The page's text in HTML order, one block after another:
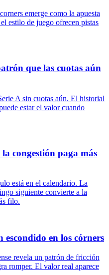
emerge como la apuesta
estilo de juego ofrecen pistas
que las cuotas aún
A sin cuotas aún. El historial
estar el valor cuando
congestión paga más
está en el calendario. La
siguiente convierte a la
filo.
en los córners
revela un patrón de fricción
romper. El valor real aparece